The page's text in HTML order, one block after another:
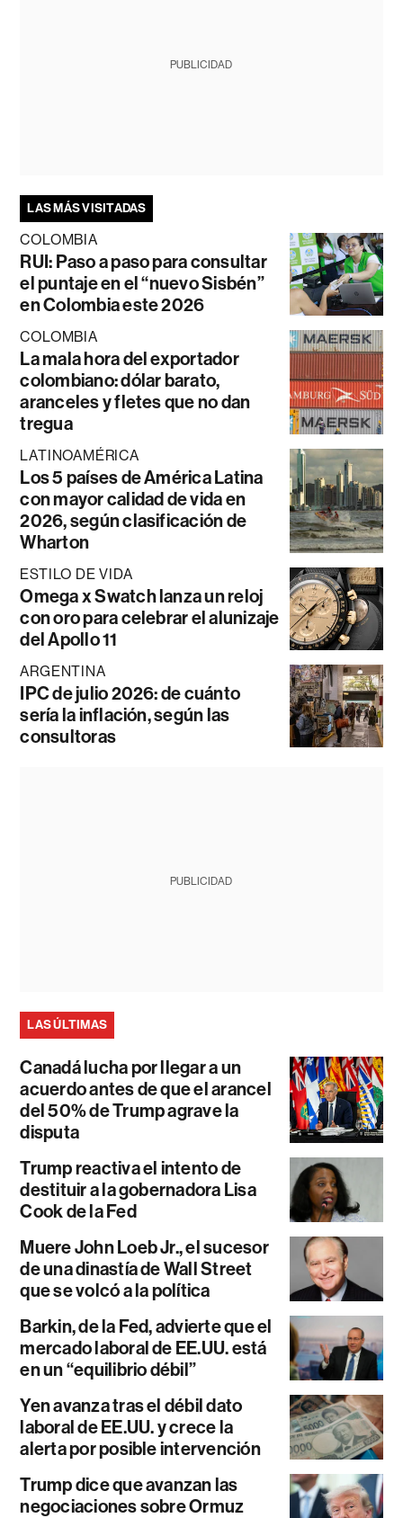
PUBLICIDAD
LAS MÁS VISITADAS
COLOMBIA
RUI: Paso a paso para consultar
el puntaje en el “nuevo Sisbén”
en Colombia este 2026
COLOMBIA
La mala hora del exportador
colombiano: dólar barato,
aranceles y fletes que no dan
tregua
LATINOAMÉRICA
Los 5 países de América Latina
con mayor calidad de vida en
2026, según clasificación de
Wharton
ESTILO DE VIDA
Omega x Swatch lanza un reloj
con oro para celebrar el alunizaje
del Apollo 11
ARGENTINA
IPC de julio 2026: de cuánto
sería la inflación, según las
consultoras
PUBLICIDAD
LAS ÚLTIMAS
Canadá lucha por llegar a un
acuerdo antes de que el arancel
del 50% de Trump agrave la
disputa
Trump reactiva el intento de
destituir a la gobernadora Lisa
Cook de la Fed
Muere John Loeb Jr., el sucesor
de una dinastía de Wall Street
que se volcó a la política
Barkin, de la Fed, advierte que el
mercado laboral de EE.UU. está
en un “equilibrio débil”
Yen avanza tras el débil dato
laboral de EE.UU. y crece la
alerta por posible intervención
Trump dice que avanzan las
negociaciones sobre Ormuz